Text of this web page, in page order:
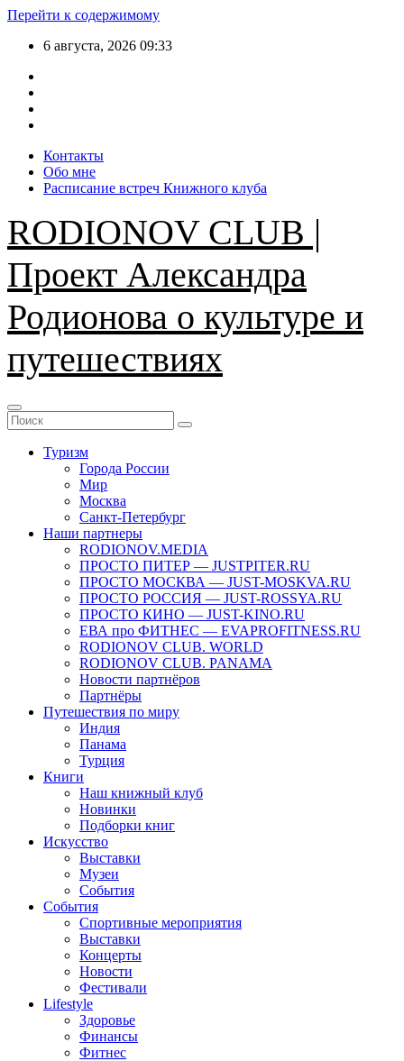
Перейти к содержимому
6 августа, 2026 09:33
Контакты
Обо мне
Расписание встреч Книжного клуба
RODIONOV CLUB |
Проект Александра
Родионова о культуре и
путешествиях
Туризм
Города России
Мир
Москва
Санкт-Петербург
Наши партнеры
RODIONOV.MEDIA
ПРОСТО ПИТЕР — JUSTPITER.RU
ПРОСТО МОСКВА — JUST-MOSKVA.RU
ПРОСТО РОССИЯ — JUST-ROSSYA.RU
ПРОСТО КИНО — JUST-KINO.RU
ЕВА про ФИТНЕС — EVAPROFITNESS.RU
RODIONOV CLUB. WORLD
RODIONOV CLUB. PANAMA
Новости партнёров
Партнёры
Путешествия по миру
Индия
Панама
Турция
Книги
Наш книжный клуб
Новинки
Подборки книг
Искусство
Выставки
Музеи
События
События
Спортивные мероприятия
Выставки
Концерты
Новости
Фестивали
Lifestyle
Здоровье
Финансы
Фитнес